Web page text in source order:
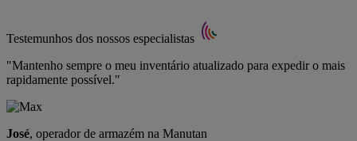
Testemunhos dos nossos especialistas
"Mantenho sempre o meu inventário atualizado para expedir o mais
rapidamente possível."
José, operador de armazém na Manutan